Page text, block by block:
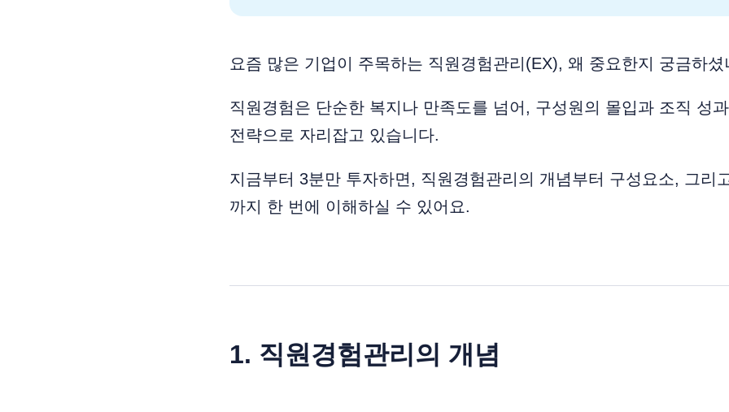
요즘 많은 기업이 주목하는 직원경험관리(EX), 왜 중요한지 궁금하셨
직원경험은 단순한 복지나 만족도를 넘어, 구성원의 몰입과 조직 성
전략으로 자리잡고 있습니다.
지금부터 3분만 투자하면, 직원경험관리의 개념부터 구성요소, 그리
까지 한 번에 이해하실 수 있어요.
1. 직원경험관리의 개념